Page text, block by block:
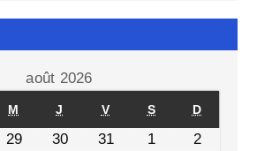
août 2026
M J V S D
29 30 31 1
2